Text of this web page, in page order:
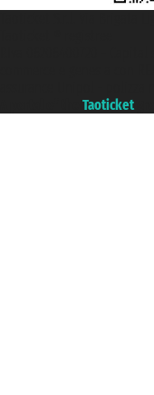
Taoticket